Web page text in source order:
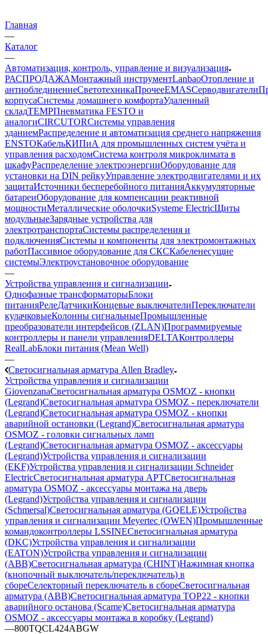
Главная
—
Каталог
—
Автоматизация, контроль, управление и визуализация
РАСПРОДАЖАМонтажный инструментLanbaoОтопление и
антиоблединениеСветотехникаПрочееEMASCерводвигатели
корпусаСистемы домашнего комфортаУдаленный
складTEMPПневматика FESTO и
аналогиCIRCUTORСистемы управления
зданиемРаспределение и автоматизация среднего напряжения
ENSTOКабельКИПиА для промышленных систем учёта и
управления расходомСистема контроля микроклимата в
шкафуРаспределение электроэнергииОборудование для
установки на DIN рейкуУправление электродвигателями и их
защитаИсточники бесперебойного питанияАккумуляторные
батареиОборудование для компенсации реактивной
мощностиМеталлические оболочкиSysteme ElectricЩиты
модульныеЗарядные устройства для
электротранспортаСистемы распределения и
подключенияСистемы и компоненты для электромонтажных
работПассивное оборудование для СКСКабеленесущие
системыЭлектроустановочное оборудование
—
Устройства управления и сигнализации
Однофазные трансформаторыБлоки
питанияРелеДатчикиКонцевые выключателиПереключатели
кулачковыеКолонны сигнальныеПромышленные
преобразователи интерфейсов (ZLAN)Программируемые
контроллеры и панели управленияDELTAКонтроллеры
RealLabБлоки питания (Mean Well)
—
Светосигнальная арматура Allen Bradley
Устройства управления и сигнализации
GiovenzanaСветосигнальная арматура OSMOZ - кнопки
(Legrand)Светосигнальная арматура OSMOZ - переключатели
(Legrand)Светосигнальная арматура OSMOZ - кнопки
аварийной остановки (Legrand)Светосигнальная арматура
OSMOZ - головки сигнальных ламп
(Legrand)Светосигнальная арматура OSMOZ - аксессуары
(Legrand)Устройства управления и сигнализации
(EKF)Устройства управления и сигнализации Schneider
ElectricСветосигнальная арматура APTСветосигнальная
арматура OSMOZ - аксессуары монтажа на дверь
(Legrand)Устройства управления и сигнализации
(Schmersal)Светосигнальная арматура (GQELE)Устройства
управления и сигнализации Meyertec (OWEN)Промышленные
командоконтроллеры LSSINEСветосигнальная арматура
(DKC)Устройства управления и сигнализации
(EATON)Устройства управления и сигнализации
(ABB)Светосигнальная арматура (CHINT)Нажимная кнопка
(кнопочный выключатель/переключатель) в
сбореСелекторный переключатель в сбореСветосигнальная
арматура (ABB)Светосигнальная арматура TOP22 - кнопки
аварийного останова (Scame)Светосигнальная арматура
OSMOZ - аксессуары монтажа в коробку (Legrand)
—800TQCL424ABGW